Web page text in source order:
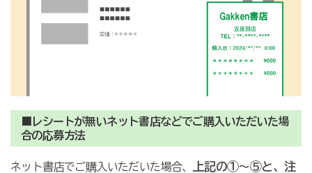
■レシートが無いネット書店などでご購入いただいた場
合の応募方法
ネット書店でご購入いただいた場合、
上記の①～⑤と、注